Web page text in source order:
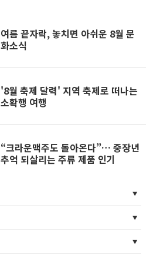
여름 끝자락, 놓치면 아쉬운 8월 문
화소식
'8월 축제 달력' 지역 축제로 떠나는
소확행 여행
“크라운맥주도 돌아온다”… 중장년
추억 되살리는 주류 제품 인기